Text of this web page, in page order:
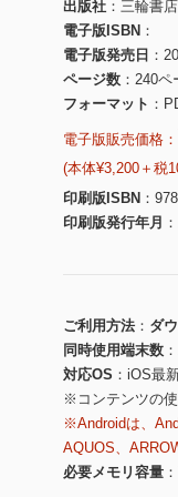
出版社
三輪書店
電子版ISBN
電子版発売日
ページ数
240ペ
フォーマット
電子版販売価格：
(本体¥3,200＋税
印刷版ISBN
印刷版発行年月
ご利用方法
ダ
同時使用端末数
対応OS
iOS最
※コンテンツの
※Androidは、
AQUOS、
必要メモリ容量